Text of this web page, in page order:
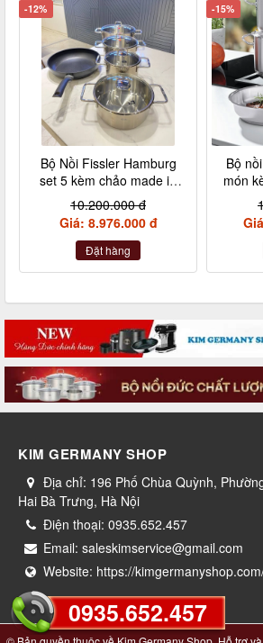
-12%
Bộ Nồi Fissler Hamburg
set 5 kèm chảo made in
Germany nội địa Đức
10.200.000 đ
Giá: 8.976.000 đ
Đặt hàng
-15%
Bộ
món
KIM GERMANY SHOP
Địa chỉ: 196 Phố Chùa Quỳnh,
Hai Bà Trưng, Hà Nội
Điện thoại: 0935.652.457
Email: saleskimservice@gmail.com
Website: https://
0935.652.457